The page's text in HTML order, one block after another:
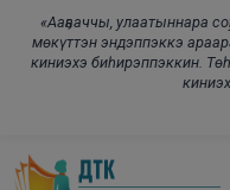
«Ааҕааччы, улаатыннара
мөкүттэн эндэппэккэ
киниэхэ биһирэппэккин.
Skip to main content